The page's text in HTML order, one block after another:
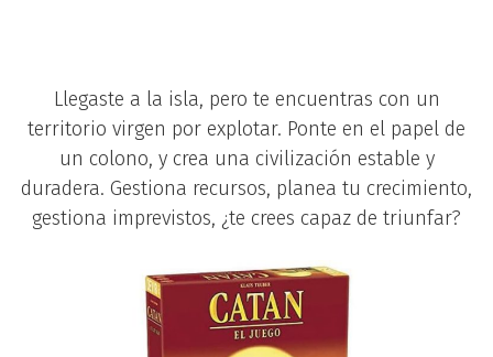
Llegaste a la isla, pero te encuentras con un
territorio virgen por explotar. Ponte en el papel de
un colono, y crea una civilización estable y
duradera. Gestiona recursos, planea tu crecimiento,
gestiona imprevistos, ¿te crees capaz de triunfar?